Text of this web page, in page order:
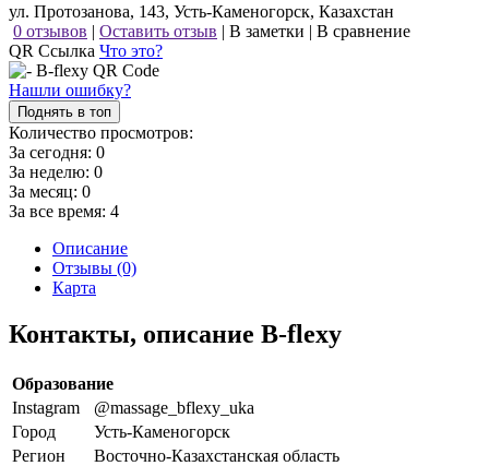
ул. Протозанова, 143, Усть-Каменогорск, Казахстан
0 отзывов | Оставить отзыв | В заметки | В сравнение
QR Ссылка Что это?
Нашли ошибку?
Поднять в топ
Количество просмотров:
За сегодня: 0
За неделю: 0
За месяц: 0
За все время: 4
Описание
Отзывы (0)
Карта
Контакты, описание B-flexy
Образование
Instagram
@massage_bflexy_uka
Город
Усть-Каменогорск
Регион
Восточно-Казахстанская область